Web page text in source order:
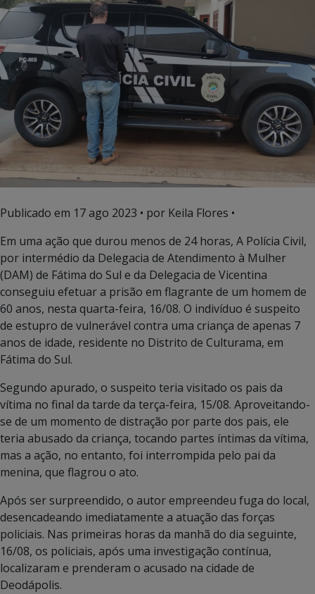
Publicado em 17 ago 2023 • por Keila Flores •
Em uma ação que durou menos de 24 horas, A Polícia Civil,
por intermédio da Delegacia de Atendimento à Mulher
(DAM) de Fátima do Sul e da Delegacia de Vicentina
conseguiu efetuar a prisão em flagrante de um homem de
60 anos, nesta quarta-feira, 16/08. O indivíduo é suspeito
de estupro de vulnerável contra uma criança de apenas 7
anos de idade, residente no Distrito de Culturama, em
Fátima do Sul.
Segundo apurado, o suspeito teria visitado os pais da
vítima no final da tarde da terça-feira, 15/08. Aproveitando-
se de um momento de distração por parte dos pais, ele
teria abusado da criança, tocando partes íntimas da vítima,
mas a ação, no entanto, foi interrompida pelo pai da
menina, que flagrou o ato.
Após ser surpreendido, o autor empreendeu fuga do local,
desencadeando imediatamente a atuação das forças
policiais. Nas primeiras horas da manhã do dia seguinte,
16/08, os policiais, após uma investigação contínua,
localizaram e prenderam o acusado na cidade de
Deodápolis.